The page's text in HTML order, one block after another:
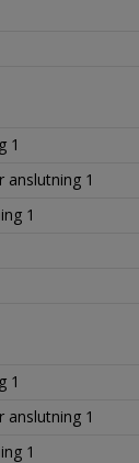
1
anslutning 1
1
1
anslutning 1
1